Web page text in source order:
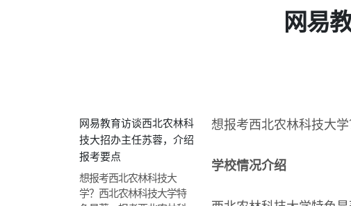
网易
网易教育访谈西北农林科
技大招办主任苏蓉，介绍
报考要点
想报考西北农林科技大
学？西北农林科技大学特
想报考西北农林科技大
学校情况介绍